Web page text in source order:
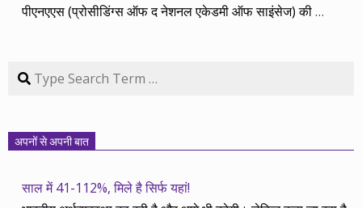
पीएनएएस (प्रोसीडिंग्स ऑफ द नेशनल एकेडमी ऑफ साइंसेज) की…
Search
अपनों से अपनी बात
साल में 41-112%, मिले है सिर्फ यहां!